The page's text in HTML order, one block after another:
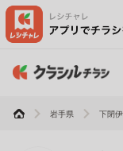
岩手県 下閉